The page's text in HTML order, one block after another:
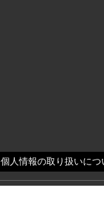
個人情報の取り扱いにつ